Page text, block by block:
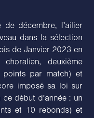
décembre, l’ailier
dans la sélection
de Janvier 2023 en
deuxième
par match) et
imposé sa loi sur
début d’année : un
et 10 rebonds) et